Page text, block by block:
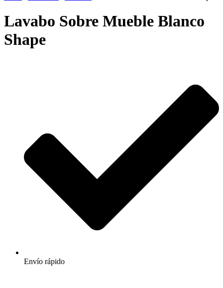
Lavabo Sobre Mueble Blanco
Shape
Envío rápido